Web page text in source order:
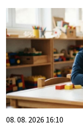
08. 08. 2026 16:10